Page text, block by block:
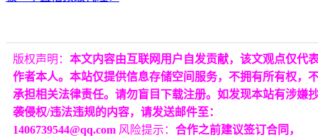
版权声明： 本文内容由互联网用户自发贡献，该文观点仅代
作者本人。本站仅提供信息存储空间服务，不拥有所有权，
承担相关法律责任。请勿盲目下载注册。如发现本站有涉嫌
袭侵权/违法违规的内容，请发送邮件至：
1406739544@qq.com 风险提示： 合作之前建议签订合同，